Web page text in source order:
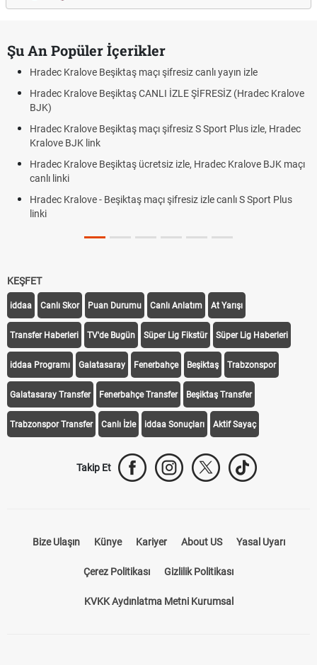
Şu An Popüler İçerikler
Hradec Kralove Beşiktaş maçı şifresiz canlı yayın izle
Hradec Kralove Beşiktaş CANLI İZLE ŞİFRESİZ (Hradec Kralove
BJK)
Hradec Kralove Beşiktaş maçı şifresiz S Sport Plus izle, Hradec
Kralove BJK link
Hradec Kralove Beşiktaş ücretsiz izle, Hradec Kralove BJK maçı
canlı linki
Hradec Kralove - Beşiktaş maçı şifresiz izle canlı S Sport Plus
linki
KEŞFET
iddaa Canlı Skor Puan Durumu Canlı Anlatım At Yarışı
Transfer Haberleri TV'de Bugün Süper Lig Fikstür Süper Lig Haberleri
iddaa Programı Galatasaray Fenerbahçe Beşiktaş Trabzonspor
Galatasaray Transfer Fenerbahçe Transfer Beşiktaş Transfer
Trabzonspor Transfer Canlı İzle iddaa Sonuçları Aktif Sayaç
Takip Et
Bize Ulaşın Künye Kariyer About US Yasal Uyarı
Çerez Politikası Gizlilik Politikası
KVKK Aydınlatma Metni Kurumsal